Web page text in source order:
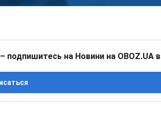
подпишитесь на Новини на OBOZ.UA в